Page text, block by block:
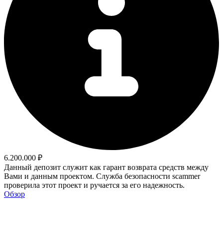
6.200.000 ₽
Данный депозит служит как гарант возврата средств между
Вами и данным проектом. Служба безопасности scammer
проверила этот проект и ручается за его надежность.
Обзор